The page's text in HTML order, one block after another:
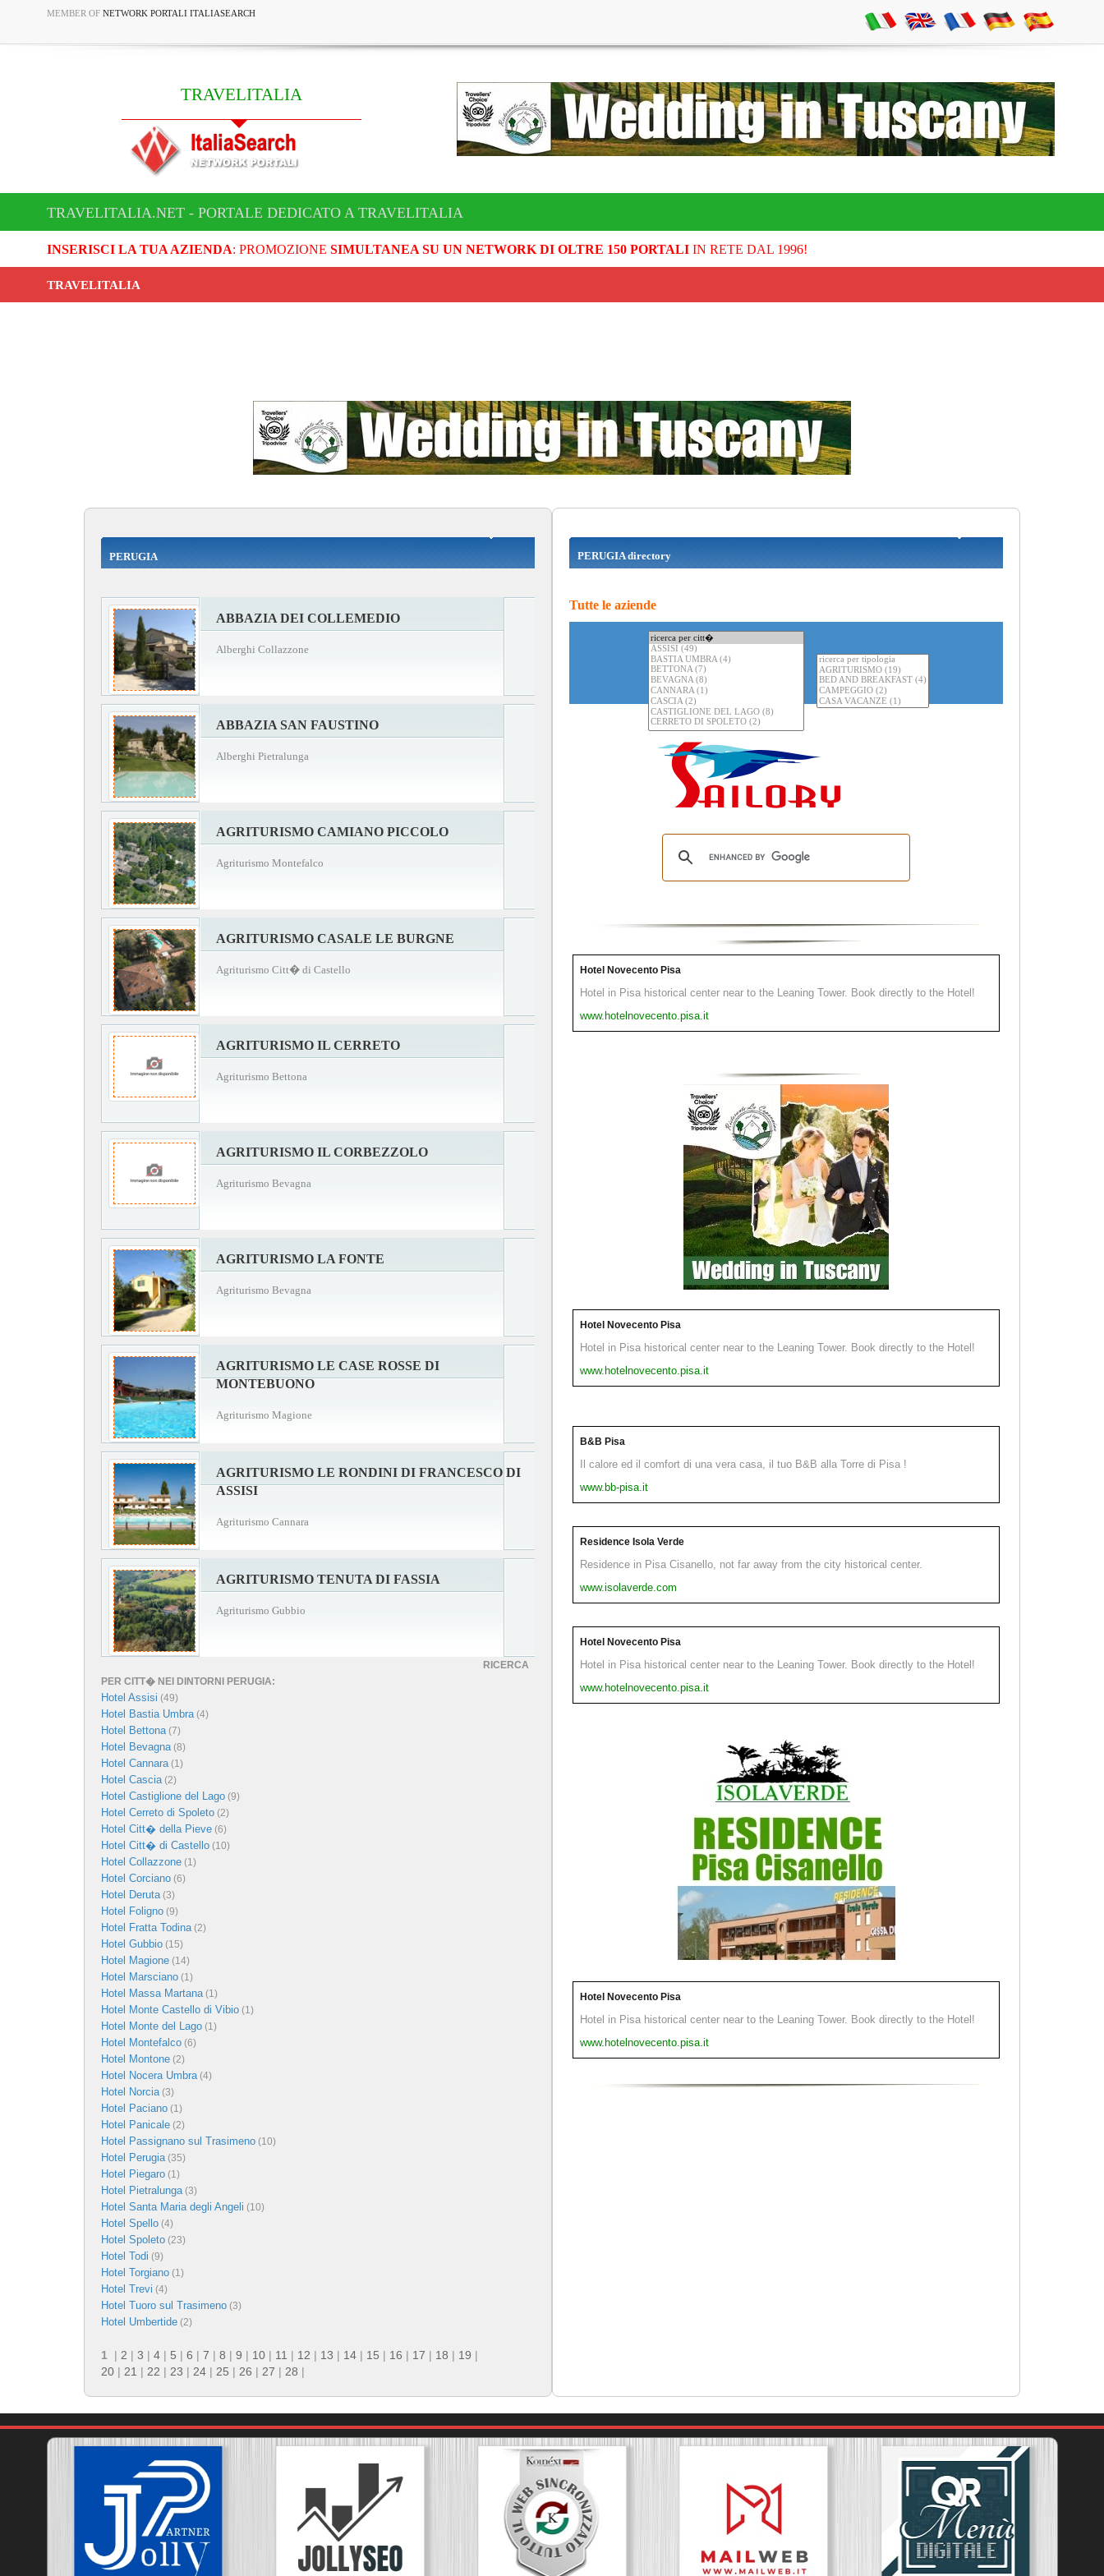
MEMBER OF NETWORK PORTALI ITALIASEARCH
TRAVELITALIA
TRAVELITALIA.NET - PORTALE DEDICATO A TRAVELITALIA
INSERISCI LA TUA AZIENDA: PROMOZIONE SIMULTANEA SU UN NETWORK DI OLTRE 150 PORTALIIN RETE DAL 1996!
TRAVELITALIA
PERUGIA
ABBAZIA DEI COLLEMEDIO
Alberghi Collazzone
ABBAZIA SAN FAUSTINO
Alberghi Pietralunga
AGRITURISMO CAMIANO PICCOLO
Agriturismo Montefalco
AGRITURISMO CASALE LE BURGNE
Agriturismo Citt� di Castello
AGRITURISMO IL CERRETO
Agriturismo Bettona
AGRITURISMO IL CORBEZZOLO
Agriturismo Bevagna
AGRITURISMO LA FONTE
Agriturismo Bevagna
AGRITURISMO LE CASE ROSSE DI
MONTEBUONO
Agriturismo Magione
AGRITURISMO LE RONDINI DI FRANCESCO DI
ASSISI
Agriturismo Cannara
AGRITURISMO TENUTA DI FASSIA
Agriturismo Gubbio
RICERCA
PER CITT� NEI DINTORNI PERUGIA:
Hotel Assisi (49)
Hotel Bastia Umbra(4)
Hotel Bettona(7)
Hotel Bevagna(8)
Hotel Cannara(1)
Hotel Cascia(2)
Hotel Castiglione del Lago (9)
Hotel Cerreto di Spoleto (2)
Hotel Citt� della Pieve (6)
Hotel Citt� di Castello (10)
Hotel Collazzone (1)
Hotel Corciano (6)
Hotel Deruta(3)
Hotel Foligno (9)
Hotel Fratta Todina(2)
Hotel Gubbio (15)
Hotel Magione (14)
Hotel Marsciano (1)
Hotel Massa Martana(1)
Hotel Monte Castello di Vibio (1)
Hotel Monte del Lago (1)
Hotel Montefalco (6)
Hotel Montone (2)
Hotel Nocera Umbra(4)
Hotel Norcia(3)
Hotel Paciano (1)
Hotel Panicale (2)
Hotel Passignano sul Trasimeno (10)
Hotel Perugia(35)
Hotel Piegaro (1)
Hotel Pietralunga(3)
Hotel Santa Maria degli Angeli (10)
Hotel Spello (4)
Hotel Spoleto (23)
Hotel Todi (9)
Hotel Torgiano (1)
Hotel Trevi (4)
Hotel Tuoro sul Trasimeno (3)
Hotel Umbertide (2)
1 | 2 | 3 | 4 | 5 | 6 | 7 | 8 | 9 | 10 | 11 | 12 | 13 | 14 | 15 | 16 | 17 | 18 | 19 |
20 | 21 | 22 | 23 | 24 | 25 | 26 | 27 | 28 |
PERUGIA directory
Tutte le aziende
Hotel Novecento Pisa
Hotel in Pisa historical center near to the Leaning Tower. Book directly to the Hotel!
www.hotelnovecento.pisa.it
Hotel Novecento Pisa
Hotel in Pisa historical center near to the Leaning Tower. Book directly to the Hotel!
www.hotelnovecento.pisa.it
B&B Pisa
Il calore ed il comfort di una vera casa, il tuo B&B alla Torre di Pisa !
www.bb-pisa.it
Residence Isola Verde
Residence in Pisa Cisanello, not far away from the city historical center.
www.isolaverde.com
Hotel Novecento Pisa
Hotel in Pisa historical center near to the Leaning Tower. Book directly to the Hotel!
www.hotelnovecento.pisa.it
Hotel Novecento Pisa
Hotel in Pisa historical center near to the Leaning Tower. Book directly to the Hotel!
www.hotelnovecento.pisa.it